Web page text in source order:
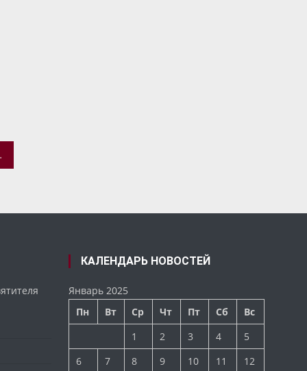
ЯРОСЛАВЛЯ
КАЛЕНДАРЬ НОВОСТЕЙ
Январь 2025
Пн
Вт Ср Чт Пт Сб
Вс
1
2 3 4
5
6
7 8 9 10 11
12